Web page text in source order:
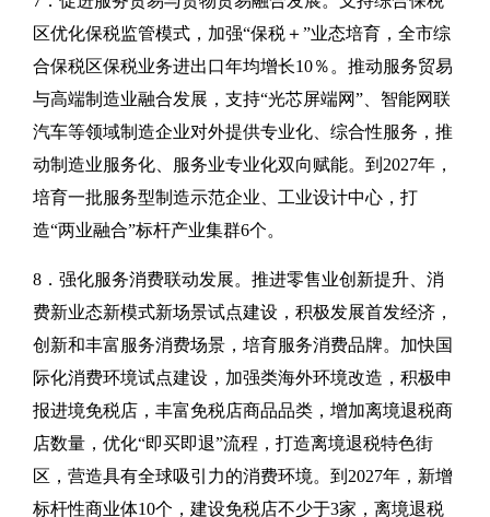
区优化保税监管模式，加强“保税＋”业态培育，全市综
合保税区保税业务进出口年均增长10％。推动服务贸易
与高端制造业融合发展，支持“光芯屏端网”、智能网联
汽车等领域制造企业对外提供专业化、综合性服务，推
动制造业服务化、服务业专业化双向赋能。到2027年，
培育一批服务型制造示范企业、工业设计中心，打
造“两业融合”标杆产业集群6个。
8．强化服务消费联动发展。推进零售业创新提升、消
费新业态新模式新场景试点建设，积极发展首发经济，
创新和丰富服务消费场景，培育服务消费品牌。加快国
际化消费环境试点建设，加强类海外环境改造，积极申
报进境免税店，丰富免税店商品品类，增加离境退税商
店数量，优化“即买即退”流程，打造离境退税特色街
区，营造具有全球吸引力的消费环境。到2027年，新增
标杆性商业体10个，建设免税店不少于3家，离境退税